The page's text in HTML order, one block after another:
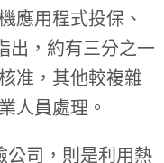
應用程式投保、
出，約有三分之一
准，其他較複雜
人員處理。
公司，則是利用熱